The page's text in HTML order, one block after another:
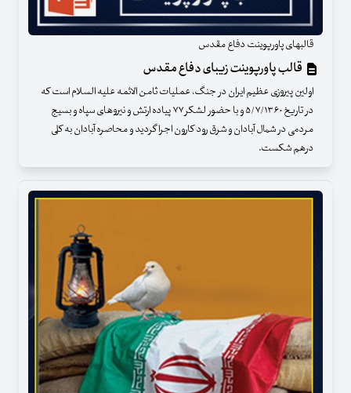
قالبهای پاورپوینت دفاع مقدس
قالب پاورپوینت زیبای دفاع مقدس
اولین پیروزی عظیم ایران در جنگ، عملیات ثامن الائمه علیه السلام است که
در تاریخ ۵/۷/۱۳۶۰ و با حضور لشکر ۷۷ پیاده ارتش و نیروهای سپاه و بسیج
مردمی در شمال آبادان و شرق رود کارون اجرا گردید و محاصره آبادان به کلی
درهم شکست.